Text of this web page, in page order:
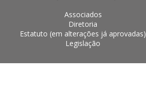
Associados
Diretoria
Estatuto (em alterações já aprovadas)
Legislação